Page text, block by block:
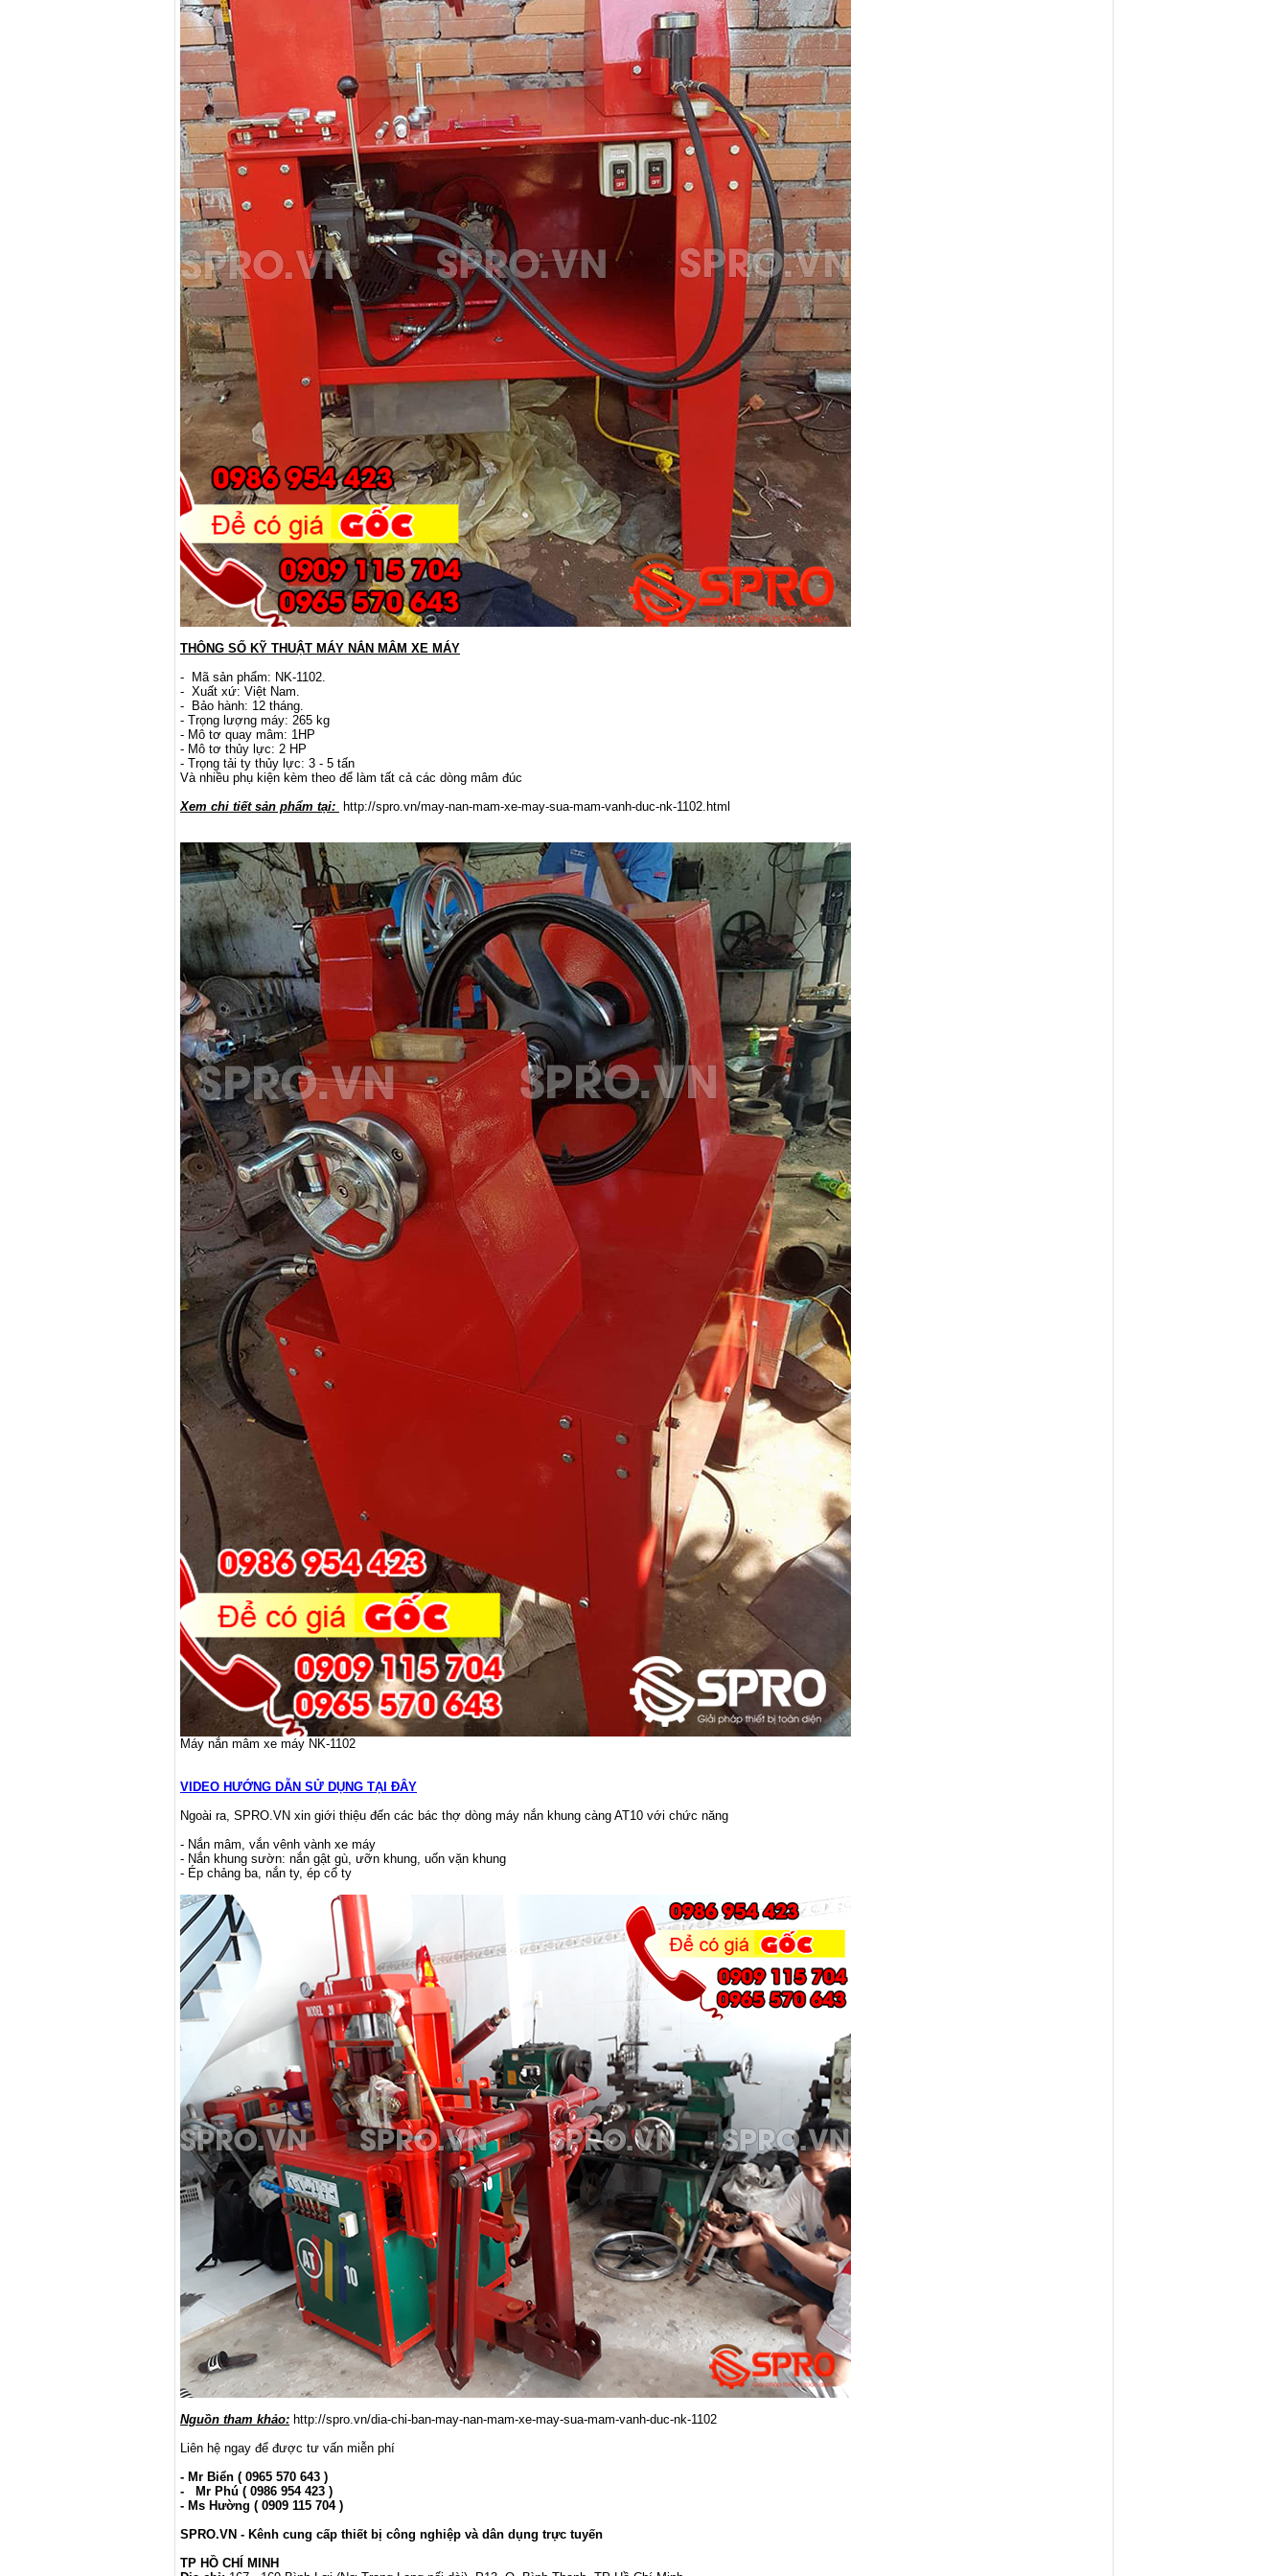
THÔNG SỐ KỸ THUẬT MÁY NẮN MÂM XE MÁY
- Mã sản phẩm: NK-1102.
- Xuất xứ: Việt Nam.
- Bảo hành: 12 tháng.
- Trọng lượng máy: 265 kg
- Mô tơ quay mâm: 1HP
- Mô tơ thủy lực: 2 HP
- Trọng tải ty thủy lực: 3 - 5 tấn
Và nhiều phụ kiện kèm theo để làm tất cả các dòng mâm đúc
Xem chi tiết sản phẩm tại:
http://spro.vn/may-nan-mam-xe-may-sua-mam-vanh-duc-nk-1102.html
Máy nắn mâm xe máy NK-1102
VIDEO HƯỚNG DẪN SỬ DỤNG TẠI ĐÂY
Ngoài ra, SPRO.VN xin giới thiệu đến các bác thợ dòng máy nắn khung càng AT10 với chức năng
- Nắn mâm, vắn vênh vành xe máy
- Nắn khung sườn: nắn gật gù, ưỡn khung, uốn vặn khung
- Ép chảng ba, nắn ty, ép cổ ty
Nguồn tham khảo: http://spro.vn/dia-chi-ban-may-nan-mam-xe-may-sua-mam-vanh-duc-nk-1102
Liên hệ ngay để được tư vấn miễn phí
- Mr Biển ( 0965 570 643 )
- Mr Phú ( 0986 954 423 )
- Ms Hường ( 0909 115 704 )
SPRO.VN - Kênh cung cấp thiết bị công nghiệp và dân dụng trực tuyến
TP HỒ CHÍ MINH